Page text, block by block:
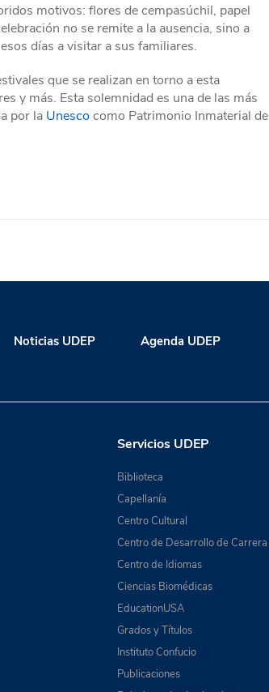
motivos: flores de cempasúchil, papel
no se remite a la ausencia, sino a
días a visitar a sus familiares.
que se realizan en torno a esta
y más. Esta solemnidad es una de las más
por la Unesco como Patrimonio Inmaterial de
Noticias UDEP Agenda UDEP
Servicios UDEP
Biblioteca
Capellanía
Centro Cultural
Centro de Desarrollo de Carrera
Centro de Idiomas
Ciencias Biomédicas
EducationUSA
Grados y Títulos
Instituto Confucio
Publicaciones